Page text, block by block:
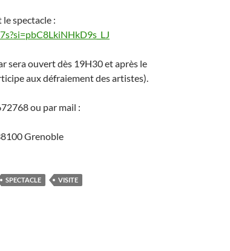
spectacle :
sera ouvert dès 19H30 et après le
aux défraiement des artistes).
ou par mail :
Grenoble
SPECTACLE VISITE